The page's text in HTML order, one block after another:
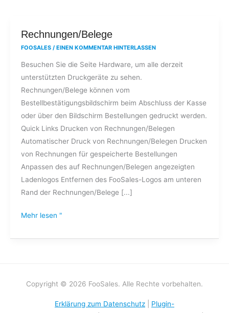
Rechnungen/Belege
FOOSALES / EINEN KOMMENTAR HINTERLASSEN
Besuchen Sie die Seite Hardware, um alle derzeit
unterstützten Druckgeräte zu sehen.
Rechnungen/Belege können vom
Bestellbestätigungsbildschirm beim Abschluss der Kasse
oder über den Bildschirm Bestellungen gedruckt werden.
Quick Links Drucken von Rechnungen/Belegen
Automatischer Druck von Rechnungen/Belegen Drucken
von Rechnungen für gespeicherte Bestellungen
Anpassen des auf Rechnungen/Belegen angezeigten
Ladenlogos Entfernen des FooSales-Logos am unteren
Rand der Rechnungen/Belege [...]
Rechnungen/Belege
Mehr lesen "
Copyright © 2026 FooSales. Alle Rechte vorbehalten.
Erklärung zum Datenschutz
Plugin-